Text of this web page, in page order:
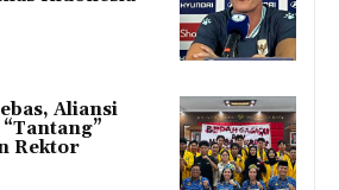
Aliansi
Rektor